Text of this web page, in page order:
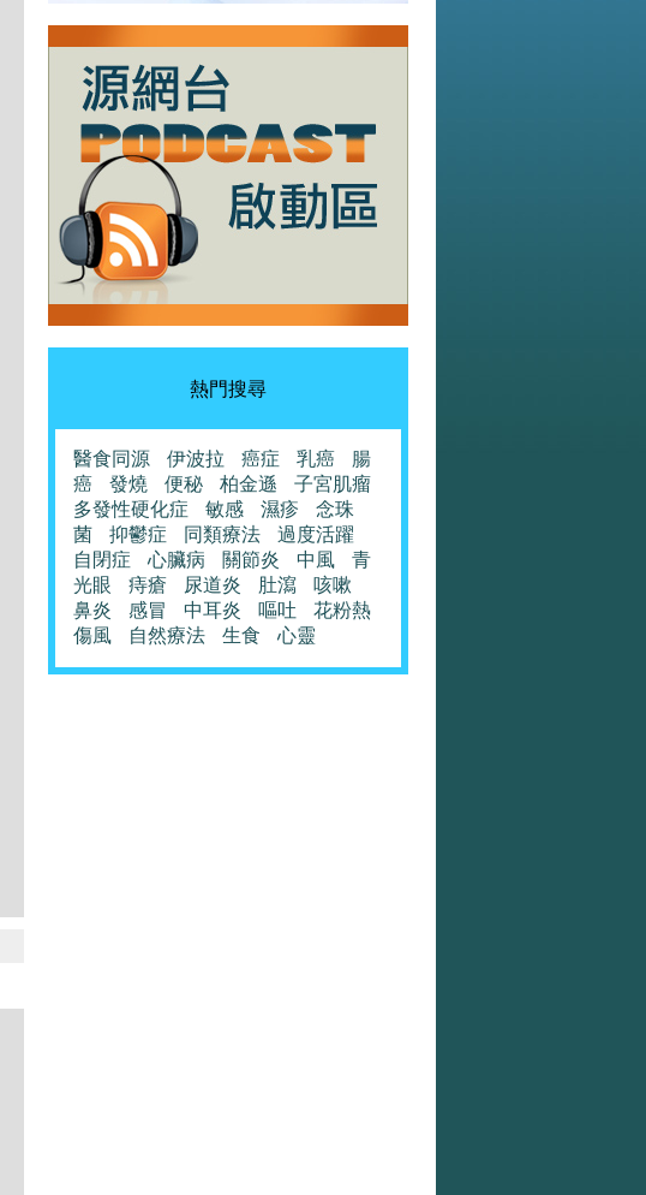
熱門搜尋
醫食同源 伊波拉 癌症 乳癌
腸
癌
發燒 便秘 柏金遜
子宮肌瘤
多發性硬化症
敏感 濕疹
念珠
菌
抑鬱症 同類療法
過度活躍
自閉症
心臟病 關節炎 中風
青
光眼
痔瘡 尿道炎 肚瀉
咳嗽
鼻炎
感冒 中耳炎 嘔吐
花粉熱
傷風
自然療法 生食 心靈